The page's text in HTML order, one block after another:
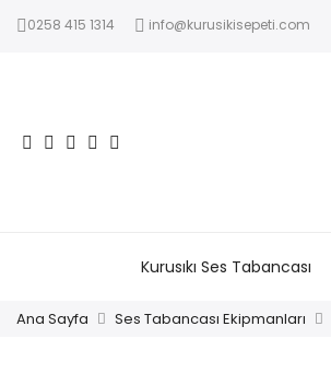
0258 415 1314 info@kurusikisepeti.com
Kurusıkı Ses Tabancası
Ana Sayfa Ses Tabancası Ekipmanları